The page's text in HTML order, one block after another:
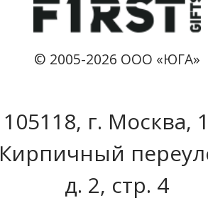
© 2005-2026 ООО «ЮГА»
105118, г. Москва,
Кирпичный
д. 2, стр. 4